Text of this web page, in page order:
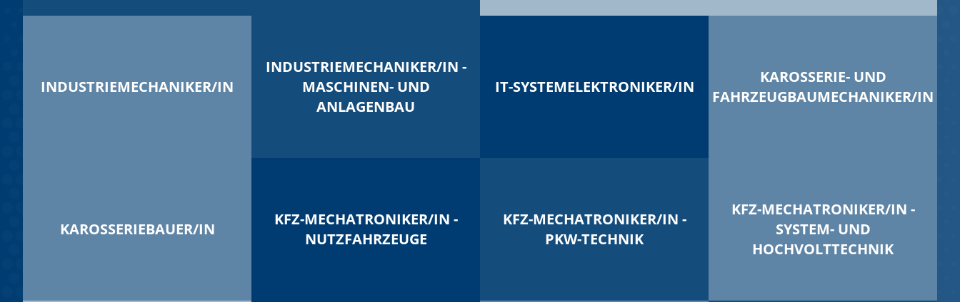
INDUSTRIEMECHANIKER/IN
INDUSTRIEMECHANIKER/IN -
MASCHINEN- UND
ANLAGENBAU
IT-SYSTEMELEKTRONIKER/IN
KAROSSERIE- UND
FAHRZEUGBAUMECHANIKER/IN
KAROSSERIEBAUER/IN
KFZ-MECHATRONIKER/IN -
NUTZFAHRZEUGE
KFZ-MECHATRONIKER/IN -
PKW-TECHNIK
KFZ-MECHATRONIKER/IN -
SYSTEM- UND
HOCHVOLTTECHNIK